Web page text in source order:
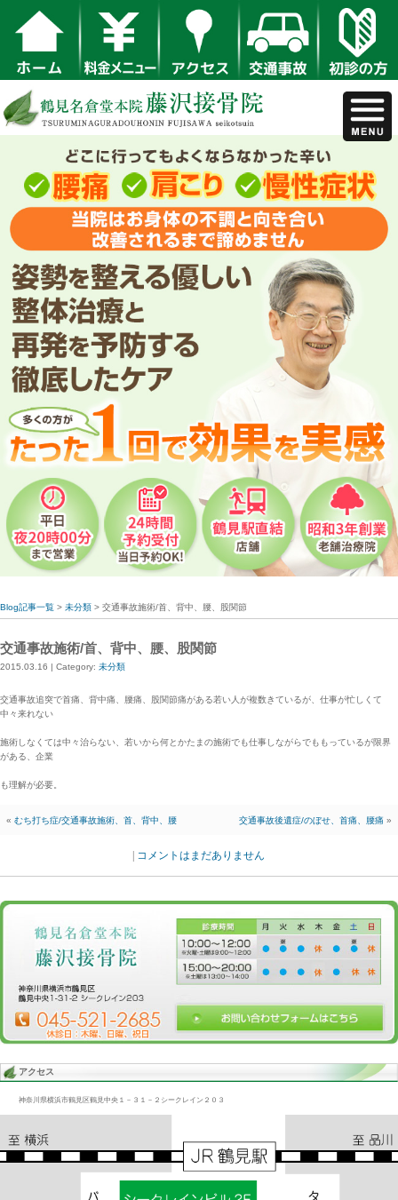
Blog記事一覧>未分類> 交通事故施術/首、背中、腰、股関節
交通事故施術/首、背中、腰、股関節
2015.03.16 | Category:
交通事故追突で首痛、背中痛、腰痛、股関節痛がある若い人が複数
中々来れない
施術しなくては中々治らない、若いから何とかたまの施術でも仕事
がある、企業
も理解が必要。
むち打ち症/交通事故施術、首、背中、腰